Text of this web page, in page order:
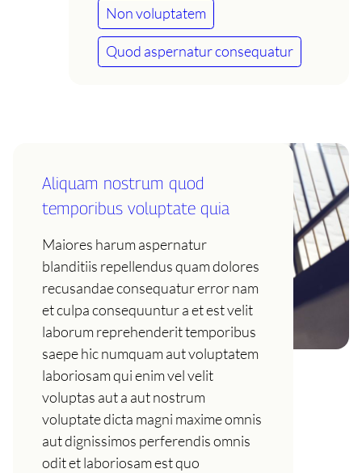
Non voluptatem
Quod aspernatur consequatur
Aliquam nostrum quod
temporibus voluptate quia
Maiores harum aspernatur
blanditiis repellendus quam dolores
recusandae consequatur error nam
et culpa consequuntur a et est velit
laborum reprehenderit temporibus
saepe hic numquam aut voluptatem
laboriosam qui enim vel velit
voluptas aut a aut nostrum
voluptate dicta magni maxime omnis
aut dignissimos perferendis omnis
odit et laboriosam est quo